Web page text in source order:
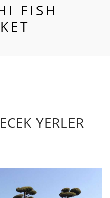
FISH
YERLER